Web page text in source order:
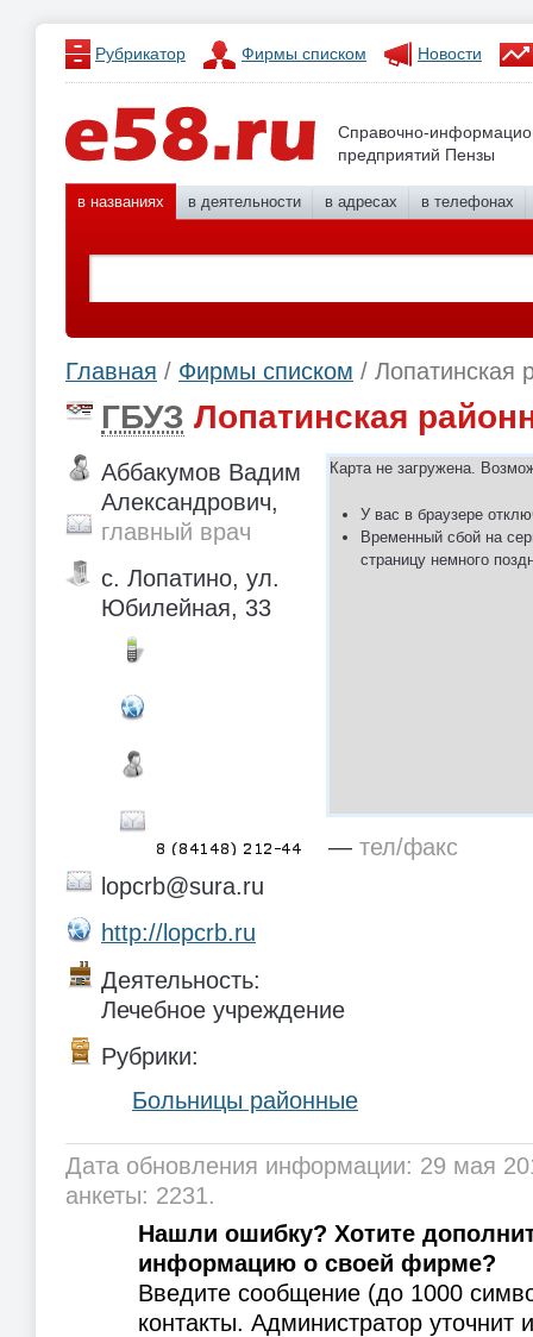
Рубрикатор Фирмы списком Новости
Справочно-
предприятий Пензы
в названиях в деятельности в адресах в телефонах
Главная / Фирмы списком / Лопатинская
ГБУЗ Лопатинская
Карта не загружена.
У вас в браузере
Временный сбой на
страницу немного
Аббакумов Вадим
Александрович,
главный врач
с. Лопатино, ул.
Юбилейная, 33
— тел/факс
lopcrb@sura.ru
http://lopcrb.ru
Деятельность:
Лечебное учреждение
Рубрики:
Больницы районные
Дата обновления информации: 29 мая
анкеты: 2231.
Нашли ошибку? Хотите
информацию о своей фирме?
Введите сообщение (до 1000
контакты. Администратор